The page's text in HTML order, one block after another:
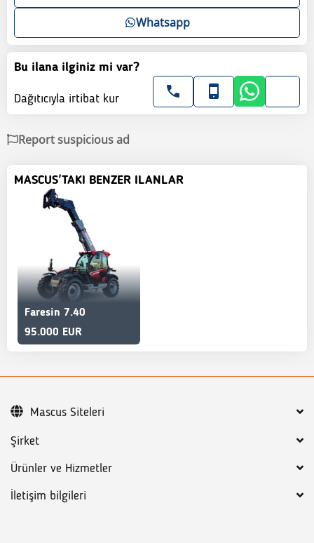
Whatsapp
Bu ilana ilginiz mi var?
Dağıtıcıyla irtibat kur
Report suspicious ad
MASCUS'TAKI BENZER ILANLAR
Faresin 7.40
95.000 EUR
Şirket
Ürünler ve Hizmetler
İletişim bilgileri
Mascus Siteleri